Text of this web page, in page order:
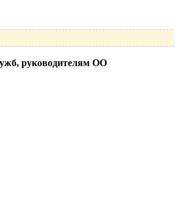
руководителям ОО